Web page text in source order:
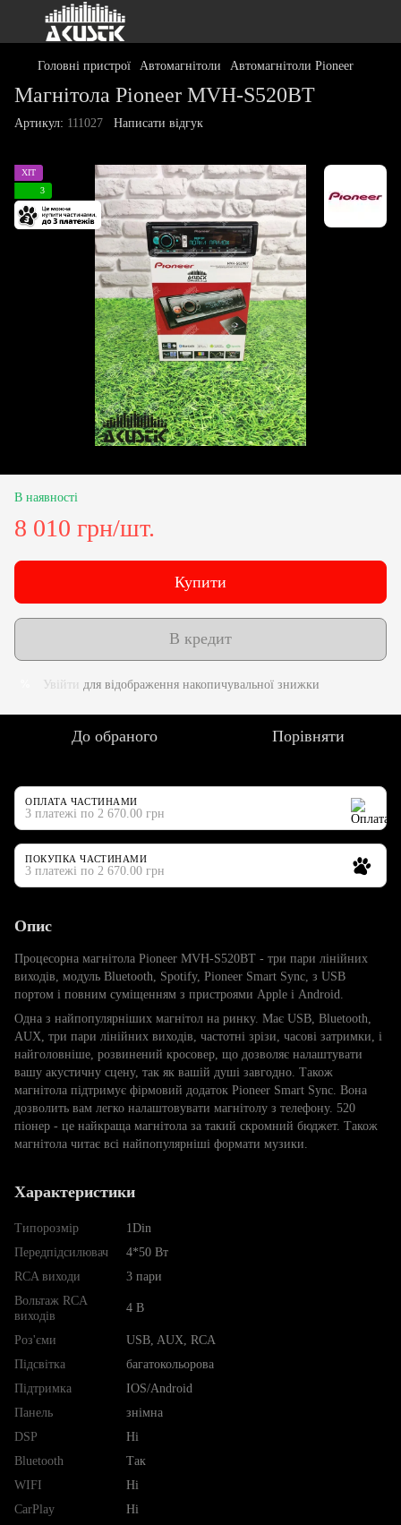
Головні пристрої Автомагнітоли Автомагнітоли Pioneer
Магнітола Pioneer MVH-S520BT
Артикул: 111027 Написати відгук
ХІТ
3
В наявності
8 010 грн/шт.
Купити
В кредит
Увійти для відображення накопичувальної знижки
До обраного Порівняти
ОПЛАТА ЧАСТИНАМИ
3 платежі по 2 670.00 грн
ПОКУПКА ЧАСТИНАМИ
3 платежі по 2 670.00 грн
Опис
Процесорна магнітола Pioneer MVH-S520BT - три пари лінійних
виходів, модуль Bluetooth, Spotify, Pioneer Smart Sync, з USB
портом і повним суміщенням з пристроями Apple і Android.
Одна з найпопулярніших магнітол на ринку. Має USB, Bluetooth,
AUX, три пари лінійних виходів, частотні зрізи, часові затримки, і
найголовніше, розвинений кросовер, що дозволяє налаштувати
вашу акустичну сцену, так як вашій душі завгодно. Також
магнітола підтримує фірмовий додаток Pioneer Smart Sync. Вона
дозволить вам легко налаштовувати магнітолу з телефону. 520
піонер - це найкраща магнітола за такий скромний бюджет. Також
магнітола читає всі найпопулярніші формати музики.
Характеристики
Типорозмір
1Din
Передпідсилювач
4*50 Вт
RCA виходи
3 пари
Вольтаж RCA
виходів
4 В
Роз'єми
USB, AUX, RCA
Підсвітка
багатокольорова
Підтримка
IOS/Android
Панель
знімна
DSP
Ні
Bluetooth
Так
WIFI
Ні
CarPlay
Ні